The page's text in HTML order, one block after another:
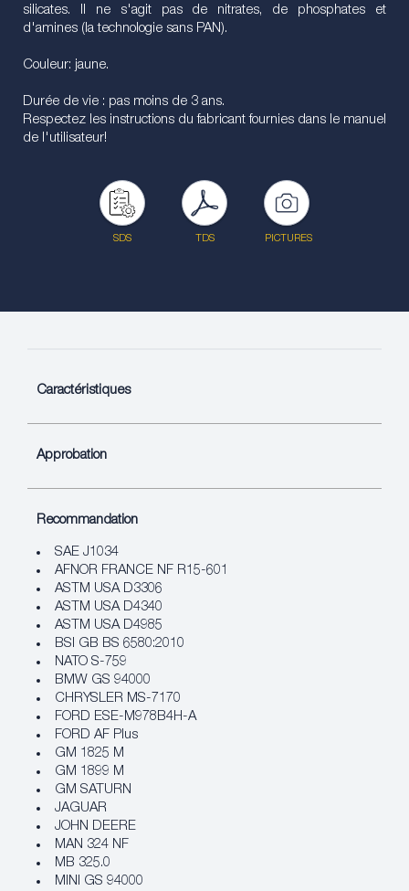
silicates. Il ne s'agit pas de nitrates, de phosphates et
d'amines (la technologie sans PAN).
Couleur: jaune.
Durée de vie : pas moins de 3 ans.
Respectez les instructions du fabricant fournies dans le manuel
de l'utilisateur!
SDS TDS PICTURES
Caractéristiques
Approbation
Recommandation
SAE J1034
AFNOR FRANCE NF R15-601
ASTM USA D3306
ASTM USA D4340
ASTM USA D4985
BSI GB BS 6580:2010
NATO S-759
BMW GS 94000
CHRYSLER MS-7170
FORD ESE-M978B4H-A
FORD AF Plus
GM 1825 M
GM 1899 M
GM SATURN
JAGUAR
JOHN DEERE
MAN 324 NF
MB 325.0
MINI GS 94000